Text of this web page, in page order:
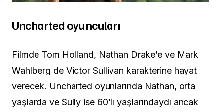
Uncharted oyuncuları
Filmde Tom Holland, Nathan Drake’e ve Mark
Wahlberg de Victor Sullivan karakterine hayat
verecek. Uncharted oyunlarında Nathan, orta
yaşlarda ve Sully ise 60’lı yaşlarındaydı ancak